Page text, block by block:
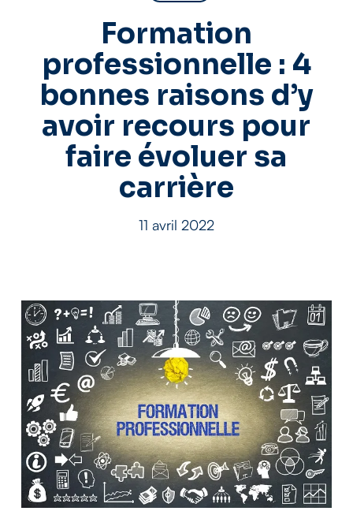
Formation
professionnelle : 4
bonnes raisons d’y
avoir recours pour
faire évoluer sa
carrière
11 avril 2022